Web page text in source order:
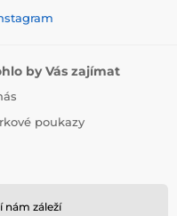
by Vás zajímat
poukazy
nám záleží